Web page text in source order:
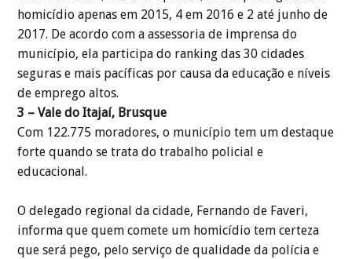
homicídio apenas em 2015, 4 em 2016 e 2 até junho de
2017. De acordo com a assessoria de imprensa do
município, ela participa do ranking das 30 cidades
seguras e mais pacíficas por causa da educação e níveis
de emprego altos.
3 – Vale do Itajaí, Brusque
Com 122.775 moradores, o município tem um destaque
forte quando se trata do trabalho policial e
educacional.
O delegado regional da cidade, Fernando de Faveri,
informa que quem comete um homicídio tem certeza
que será pego, pelo serviço de qualidade da polícia e